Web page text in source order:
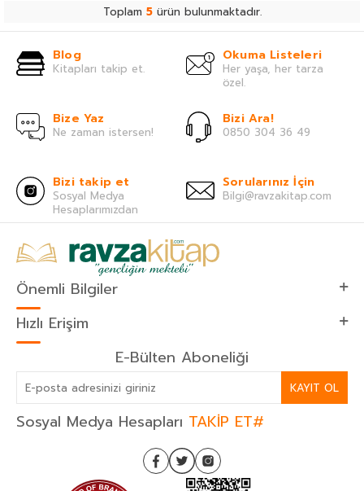
Toplam 5ürün bulunmaktadır.
Blog
Kitapları takip et.
Okuma Listeleri
Her yaşa, her tarza
özel.
Bize Yaz
Ne zaman istersen!
Bizi Ara!
0850 304 36 49
Bizi takip et
Sosyal Medya
Hesaplarımızdan
Sorularınız İçin
Bilgi@ravzakitap.com
Önemli Bilgiler
Hızlı Erişim
E-Bülten Aboneliği
KAYIT OL
Sosyal Medya Hesapları TAKİP ET#